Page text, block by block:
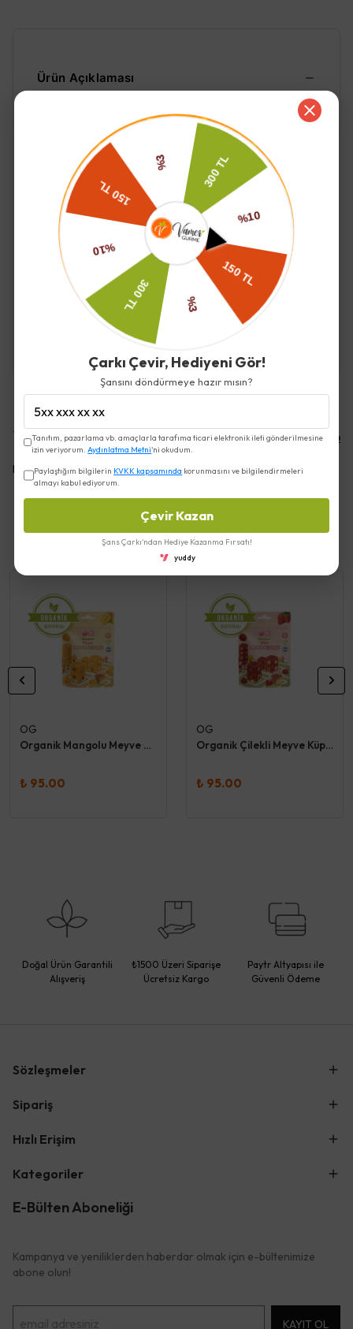
Ürün Açıklaması
karabuğday unu
Devamını Göster
İade ve Değişim
Kargo ve Teslimat
Yorumlar Yorum Yap
Bu ürün için henüz yorum yapılmamış.
Benzer Ürünler
OG
Organik Mangolu Meyve Küpleri 30 Gr - Og
₺ 95.00
OG
Organik Çilekli Meyve Küpleri 30 Gr - Og
₺ 95.00
Doğal Ürün Garantili
Alışveriş
₺1500 Üzeri Siparişe
Ücretsiz Kargo
Paytr Altyapısı ile
Güvenli Ödeme
Sözleşmeler
Sipariş
Hızlı Erişim
Kategoriler
E-Bülten Aboneliği
Kampanya ve yeniliklerden haberdar olmak için e-bültenimize
abone olun!
KAYIT OL
Çarkı Çevir, Hediyeni Gör!
Şansını döndürmeye hazır mısın?
Tanıtım, pazarlama vb. amaçlarla tarafıma ticari elektronik ileti gönderilmesine
izin veriyorum.Aydınlatma Metni'ni okudum.
Paylaştığım bilgilerin KVKK kapsamında korunmasını ve bilgilendirmeleri
almayı kabul ediyorum.
Çevir Kazan
Şans Çarkı'ndan Hediye Kazanma Fırsatı!
yuddy